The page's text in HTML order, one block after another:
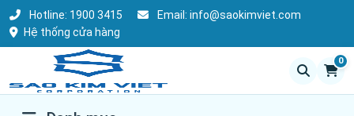
Hotline: 1900 3415 Email: info@saokimviet.com
Hệ thống cửa hàng
0